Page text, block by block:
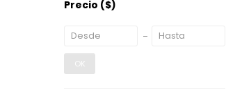
Precio ($)
OK